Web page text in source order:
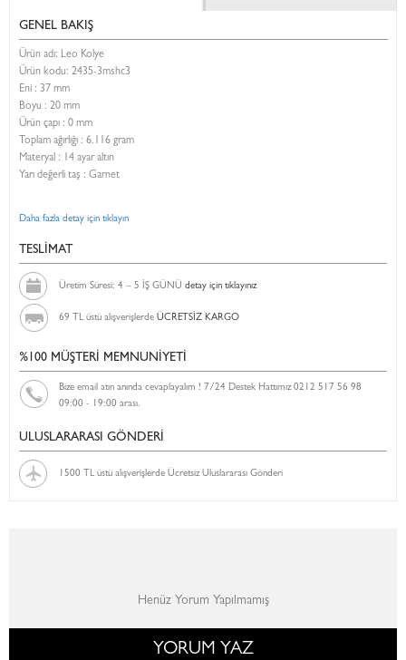
GENEL BAKIŞ
Ürün adı: Leo Kolye
Ürün kodu: 2435-3mshc3
Eni : 37 mm
Boyu : 20 mm
Ürün çapı : 0 mm
Toplam ağırlığı : 6.116 gram
Materyal : 14 ayar altın
Yarı değerli taş : Garnet
Daha fazla detay için tıklayın
TESLİMAT
Üretim Süresi: 4 – 5 İŞ GÜNÜ detay için tıklayınız
69 TL üstü alışverişlerde ÜCRETSİZ KARGO
%100 MÜŞTERİ MEMNUNİYETİ
Bize email atın anında cevaplayalım ! 7/24 Destek Hattımız 0212 517 56 98
09:00 - 19:00 arası.
ULUSLARARASI GÖNDERİ
1500 TL üstü alışverişlerde Ücretsiz Uluslararası Gönderi
Henüz Yorum Yapılmamış
YORUM YAZ